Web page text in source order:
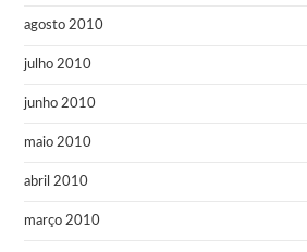
agosto 2010
julho 2010
junho 2010
maio 2010
abril 2010
março 2010